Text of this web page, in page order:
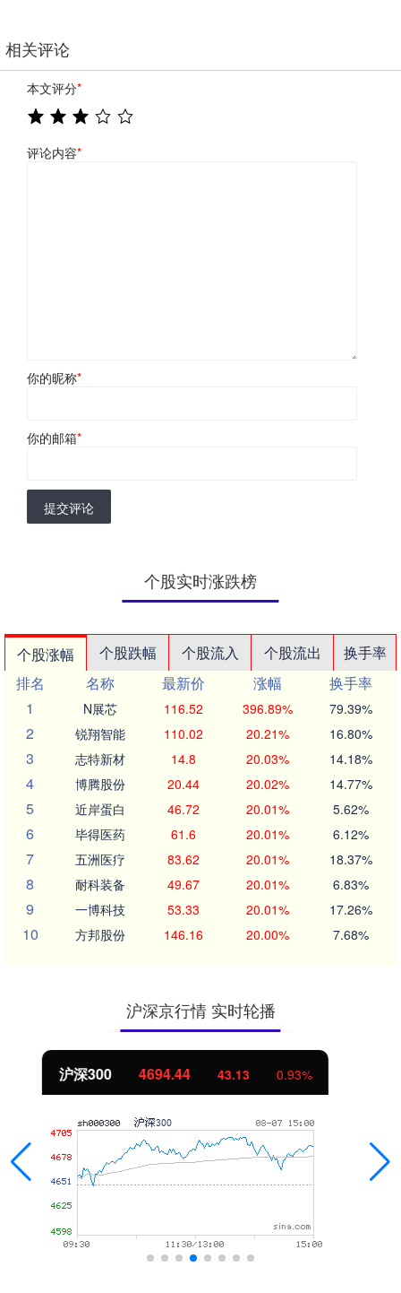
相关评论
本文评分*
评论内容*
你的昵称*
你的邮箱*
提交评论
个股实时涨跌榜
个股涨幅 个股跌幅 个股流入 个股流出
换手率
排名
名称 最新价 涨幅
换手率
1
N展芯 116.52 396.89% 79.39%
2 锐翔智能 110.02 20.21% 16.80%
3 志特新材 14.8 20.03% 14.18%
4 博腾股份 20.44 20.02% 14.77%
5 近岸蛋白 46.72 20.01% 5.62%
6 毕得医药 61.6 20.01% 6.12%
7 五洲医疗 83.62 20.01% 18.37%
8 耐科装备 49.67 20.01% 6.83%
9 一博科技 53.33 20.01% 17.26%
10 方邦股份 146.16 20.00% 7.68%
沪深京行情 实时轮播
北证50 1134.24 11.37 1.01%